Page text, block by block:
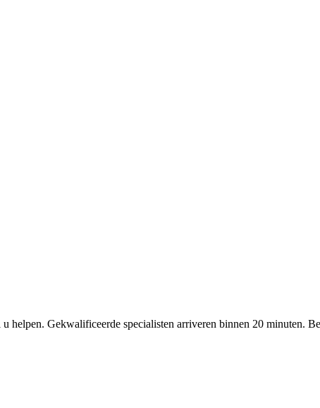
helpen. Gekwalificeerde specialisten arriveren binnen 20 minuten.